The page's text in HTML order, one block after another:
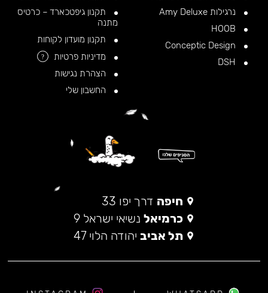
נרגילות Amy Deluxe
תקנון גיפטכארד – כרטיס
מתנה
תקנון מועדון לקוחות
מדיניות פרטיות
?
הצהרת נגישות
החשבון שלי
חיפה דרך יפו 33
כרמיאל נשיאי ישראל 9
תל אביב יהודה הלוי 47